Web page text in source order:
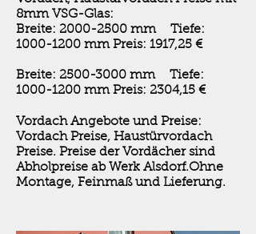
8mm VSG-Glas:
Breite: 2000-2500 mm Tiefe:
1000-1200 mm Preis: 1917,25 €
Breite: 2500-3000 mm Tiefe:
1000-1200 mm Preis: 2304,15 €
Vordach Angebote und Preise:
Vordach Preise, Haustürvordach
Preise. Preise der Vordächer sind
Abholpreise ab Werk Alsdorf.Ohne
Montage, Feinmaß und Lieferung.